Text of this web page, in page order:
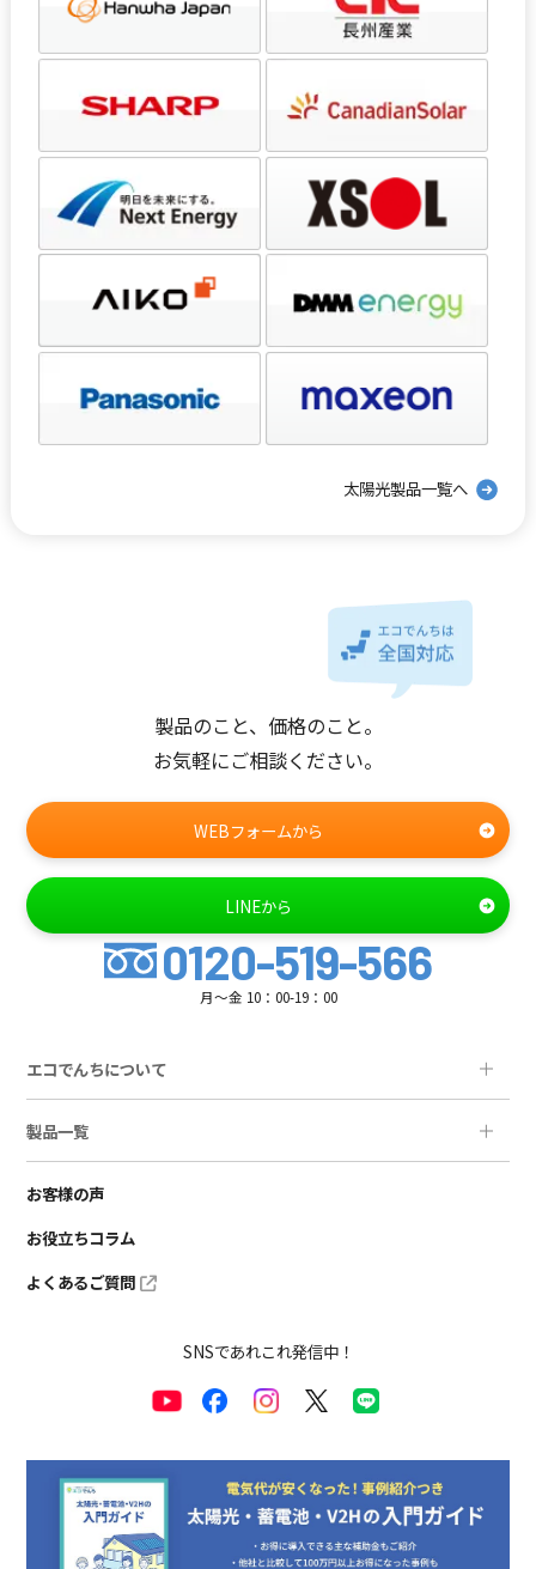
太陽光製品一覧へ
製品のこと、価格のこと。
お気軽にご相談ください。
WEBフォームから
LINEから
0120-519-566
月～金 10：00-19：00
エコでんちについて
製品一覧
お客様の声
お役立ちコラム
よくあるご質問
SNSであれこれ発信中！